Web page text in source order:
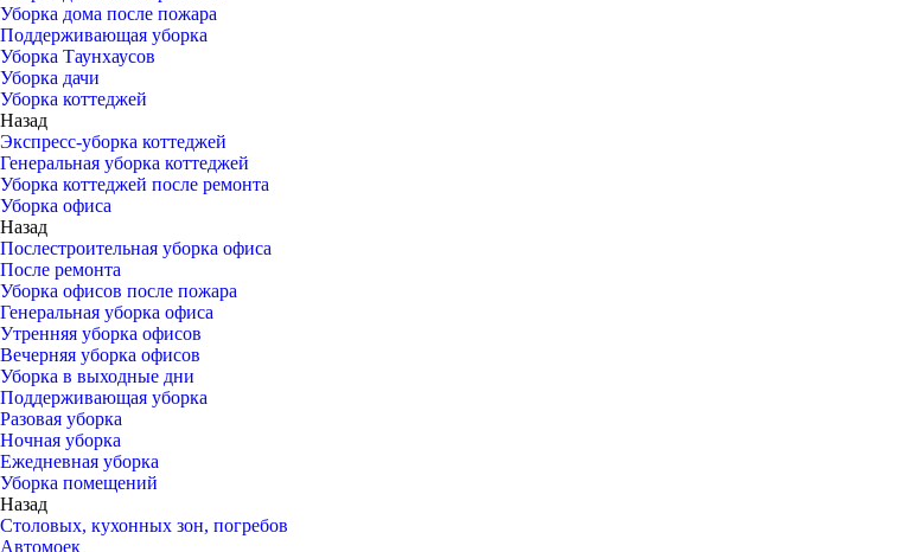
Уборка дома после пожара
Поддерживающая уборка
Уборка Таунхаусов
Уборка дачи
Уборка коттеджей
Назад
Экспресс-уборка коттеджей
Генеральная уборка коттеджей
Уборка коттеджей после ремонта
Уборка офиса
Назад
Послестроительная уборка офиса
После ремонта
Уборка офисов после пожара
Генеральная уборка офиса
Утренняя уборка офисов
Вечерняя уборка офисов
Уборка в выходные дни
Поддерживающая уборка
Разовая уборка
Ночная уборка
Ежедневная уборка
Уборка помещений
Назад
Столовых, кухонных зон, погребов
Автомоек